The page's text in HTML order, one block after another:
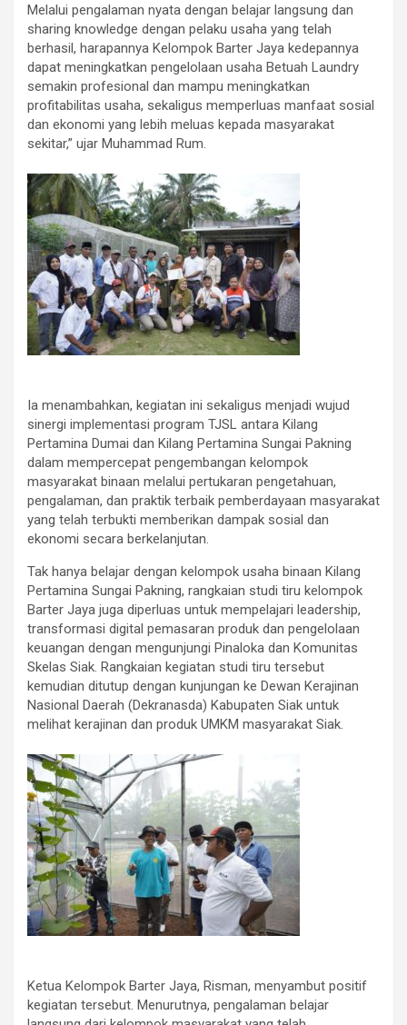
Melalui pengalaman nyata dengan belajar langsung dan
sharing knowledge dengan pelaku usaha yang telah
berhasil, harapannya Kelompok Barter Jaya kedepannya
dapat meningkatkan pengelolaan usaha Betuah Laundry
semakin profesional dan mampu meningkatkan
profitabilitas usaha, sekaligus memperluas manfaat sosial
dan ekonomi yang lebih meluas kepada masyarakat
sekitar,” ujar Muhammad Rum.
Ia menambahkan, kegiatan ini sekaligus menjadi wujud
sinergi implementasi program TJSL antara Kilang
Pertamina Dumai dan Kilang Pertamina Sungai Pakning
dalam mempercepat pengembangan kelompok
masyarakat binaan melalui pertukaran pengetahuan,
pengalaman, dan praktik terbaik pemberdayaan masyarakat
yang telah terbukti memberikan dampak sosial dan
ekonomi secara berkelanjutan.
Tak hanya belajar dengan kelompok usaha binaan Kilang
Pertamina Sungai Pakning, rangkaian studi tiru kelompok
Barter Jaya juga diperluas untuk mempelajari leadership,
transformasi digital pemasaran produk dan pengelolaan
keuangan dengan mengunjungi Pinaloka dan Komunitas
Skelas Siak. Rangkaian kegiatan studi tiru tersebut
kemudian ditutup dengan kunjungan ke Dewan Kerajinan
Nasional Daerah (Dekranasda) Kabupaten Siak untuk
melihat kerajinan dan produk UMKM masyarakat Siak.
Ketua Kelompok Barter Jaya, Risman, menyambut positif
kegiatan tersebut. Menurutnya, pengalaman belajar